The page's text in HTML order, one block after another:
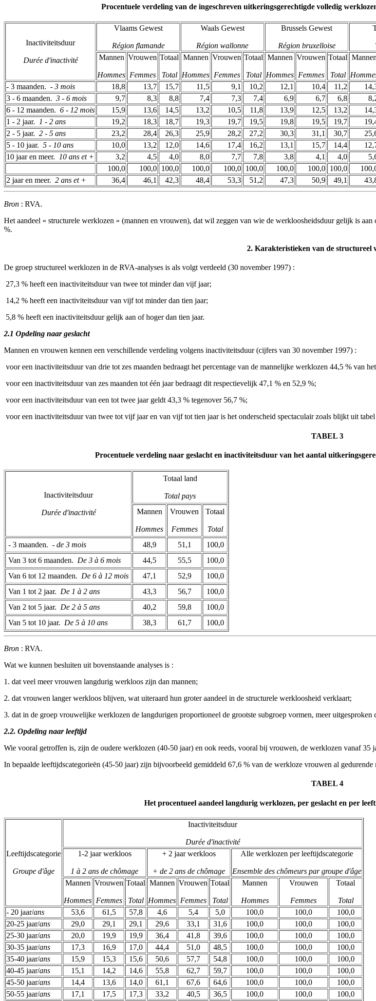
Procentuele verdeling van de ingeschreven uitkeringsgerechtigde volledig
Inactiviteitsduur
Durée d'inactivité
Vlaams Gewest
Région flamande
Waals Gewest
Région wallonne
Brussels Gewest
Région bruxelloise
Mannen
Hommes
Vrouwen
Femmes
Totaal
Total
Mannen
Hommes
Vrouwen
Femmes
Totaal
Total
Mannen
Hommes
Vrouwen
Femmes
Totaal
Total
Mannen
- 3 maanden. ­ - 3 mois 18,8 13,7 15,7 11,5 9,1 10,2 12,1 10,4 11,2
3 - 6 maanden. ­ 3 - 6 mois 9,7 8,3 8,8 7,4 7,3 7,4 6,9 6,7 6,8
6 - 12 maanden. ­ 6 - 12 mois 15,9 13,6 14,5 13,2 10,5 11,8 13,9 12,5 13,2
1 - 2 jaar. ­
1 - 2 ans 19,2 18,3 18,7 19,3 19,7 19,5 19,8 19,5 19,7
2 - 5 jaar. ­ 2 - 5 ans 23,2 28,4 26,3 25,9 28,2 27,2 30,3 31,1 30,7
5 - 10 jaar. ­ 5 - 10 ans 10,0 13,2 12,0 14,6 17,4 16,2 13,1 15,7 14,4
10 jaar en meer. ­
10 ans et + 3,2 4,5 4,0 8,0 7,7 7,8 3,8 4,1 4,0
100,0
100,0 100,0 100,0 100,0 100,0 100,0 100,0 100,0
2 jaar en meer. ­ 2 ans et + 36,4 46,1 42,3 48,4 53,3 51,2 47,3 50,9 49,1
Bron : RVA.
Het aandeel « structurele werklozen » (mannen en vrouwen), dat wil zeggen van wie de werkloosheidsduur gelijk is
%.
2. Karakteristieken van de structureel
De groep structureel werklozen in de RVA-analyses is als volgt verdeeld (30 november 1997) :
­ 27,3 % heeft een inactiviteitsduur van twee tot minder dan vijf jaar;
­ 14,2 % heeft een inactiviteitsduur van vijf tot minder dan tien jaar;
­ 5,8 % heeft een inactiviteitsduur gelijk aan of hoger dan tien jaar.
2.1 Opdeling naar geslacht
Mannen en vrouwen kennen een verschillende verdeling volgens inactiviteitsduur (cijfers van 30 november 1997) :
voor een inactiviteitsduur van drie tot zes maanden bedraagt het percentage van de mannelijke werklozen 44,5 % van
­ voor een inactiviteitsduur van zes maanden tot één jaar bedraagt dit respectievelijk 47,1 % en 52,9 %;
­ voor een inactiviteitsduur van een tot twee jaar geldt 43,3 % tegenover 56,7 %;
voor een inactiviteitsduur van twee tot vijf jaar en van vijf tot tien jaar is het onderscheid spectaculair zoals blijkt uit tabel
TABEL 3
Procentuele verdeling naar geslacht en inactiviteitsduur van het aantal
Inactiviteitsduur
Durée d'inactivité
Totaal land
Total pays
Mannen
Hommes
Vrouwen
Femmes
Totaal
Total
- 3 maanden. ­ - de 3 mois 48,9 51,1
100,0
Van 3 tot 6 maanden. ­ De 3 à 6 mois 44,5 55,5
100,0
Van 6 tot 12 maanden. ­ De 6 à 12 mois 47,1 52,9
100,0
Van 1 tot 2 jaar. ­ De 1 à 2 ans 43,3 56,7
100,0
Van 2 tot 5 jaar. ­ De 2 à 5 ans 40,2 59,8
100,0
Van 5 tot 10 jaar. ­ De 5 à 10 ans 38,3 61,7 100,0
Bron : RVA.
Wat we kunnen besluiten uit bovenstaande analyses is :
1. dat veel meer vrouwen langdurig werkloos zijn dan mannen;
2. dat vrouwen langer werkloos blijven, wat uiteraard hun groter aandeel in de structurele werkloosheid verklaart;
3. dat in de groep vrouwelijke werklozen de langdurigen proportioneel de grootste subgroep vormen, meer uitgesproken
2.2. Opdeling naar leeftijd
Wie vooral getroffen is, zijn de oudere werklozen (40-50 jaar) en ook reeds, vooral bij vrouwen, de werklozen vanaf 35
In bepaalde leeftijdscategorieën (45-50 jaar) zijn bijvoorbeeld gemiddeld 67,6 % van de werkloze vrouwen al gedurende
TABEL 4
Het procentueel aandeel langdurig werklozen, per geslacht en per
Leeftijdscategorie
Groupe d'âge
Inactiviteitsduur
Durée d'inactivité
1-2 jaar werkloos
1 à 2 ans de chômage
+ 2 jaar werkloos
+ de 2 ans de chômage
Alle werklozen per leeftijdscategorie
Ensemble des chômeurs par groupe d'âge
Mannen
Hommes
Vrouwen
Femmes
Totaal
Total
Mannen
Hommes
Vrouwen
Femmes
Totaal
Total
Mannen
Hommes
Vrouwen
Femmes
Totaal
Total
- 20 jaar/ans 53,6 61,5 57,8 4,6 5,4 5,0 100,0 100,0
100,0
20-25 jaar/ans 29,0 29,1 29,1 29,6 33,1 31,6 100,0 100,0
100,0
25-30 jaar/ans 20,0 19,9 19,9 36,4 41,8 39,6 100,0 100,0
100,0
30-35 jaar/ans 17,3 16,9 17,0 44,4 51,0 48,5 100,0 100,0
100,0
35-40 jaar/ans 15,9 15,3 15,6 50,6 57,7 54,8 100,0 100,0
100,0
40-45 jaar/ans 15,1 14,2 14,6 55,8 62,7 59,7 100,0 100,0
100,0
45-50 jaar/ans 14,4 13,6 14,0 61,1 67,6 64,6 100,0 100,0
100,0
50-55 jaar/ans 17,1 17,5 17,3 33,2 40,5 36,5 100,0 100,0 100,0